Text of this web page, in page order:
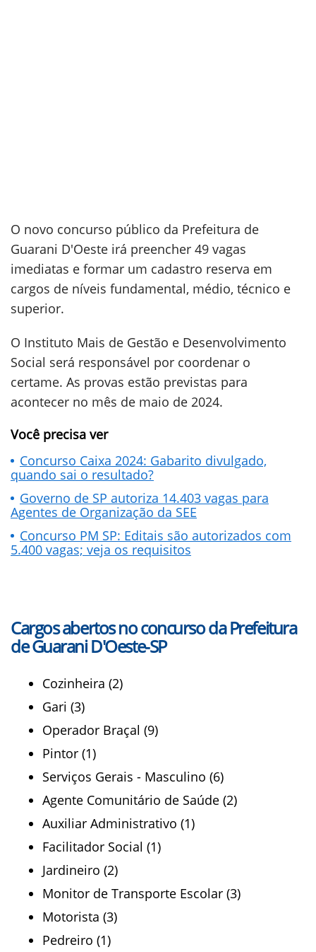
O novo concurso público da Prefeitura de
Guarani D'Oeste irá preencher 49 vagas
imediatas e formar um cadastro reserva em
cargos de níveis fundamental, médio, técnico e
superior.
O Instituto Mais de Gestão e Desenvolvimento
Social será responsável por coordenar o
certame. As provas estão previstas para
acontecer no mês de maio de 2024.
Você precisa ver
Concurso Caixa 2024: Gabarito divulgado,
quando sai o resultado?
Governo de SP autoriza 14.403 vagas para
Agentes de Organização da SEE
Concurso PM SP: Editais são autorizados com
5.400 vagas; veja os requisitos
Cargos abertos no concurso da Prefeitura
de Guarani D'Oeste-SP
Cozinheira (2)
Gari (3)
Operador Braçal (9)
Pintor (1)
Serviços Gerais - Masculino (6)
Agente Comunitário de Saúde (2)
Auxiliar Administrativo (1)
Facilitador Social (1)
Jardineiro (2)
Monitor de Transporte Escolar (3)
Motorista (3)
Pedreiro (1)